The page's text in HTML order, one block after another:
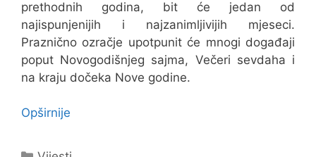
prethodnih godina, bit će jedan od
najispunjenijih i najzanimljivijih mjeseci.
Praznično ozračje upotpunit će mnogi događaji
poput Novogodišnjeg sajma, Večeri sevdaha i
na kraju dočeka Nove godine.
Opširnije
Kategorije